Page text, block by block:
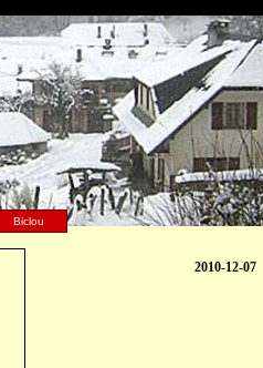
Biclou
2010-12-07